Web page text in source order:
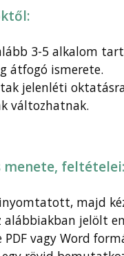
3-5 alkalom
átfogó ismerete.
jelenléti
változhatnak.
menete, feltételei:
majd
jelölt
vagy Word